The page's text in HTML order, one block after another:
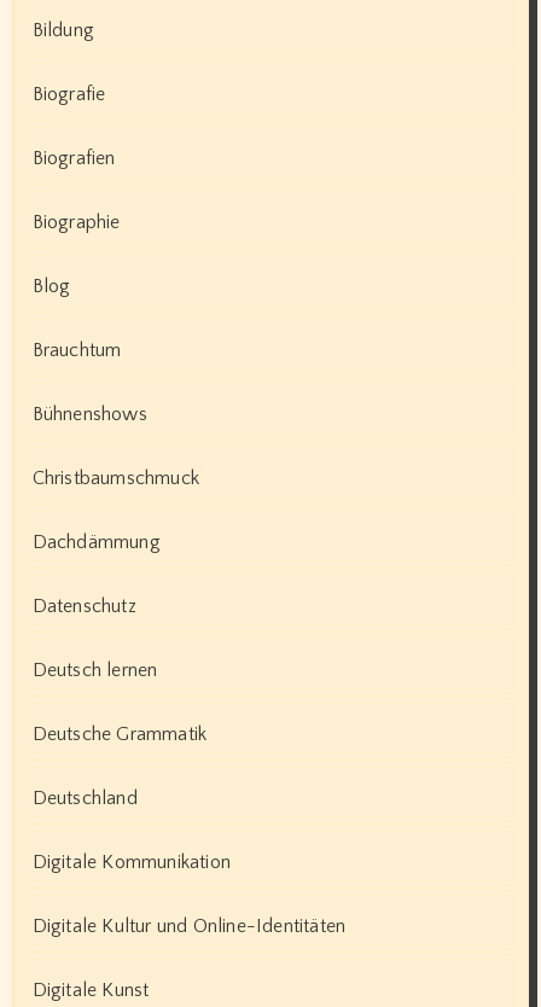
Bildung
Biografie
Biografien
Biographie
Blog
Brauchtum
Bühnenshows
Christbaumschmuck
Dachdämmung
Datenschutz
Deutsch lernen
Deutsche Grammatik
Deutschland
Digitale Kommunikation
Digitale Kultur und Online-Identitäten
Digitale Kunst